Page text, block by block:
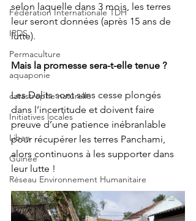
Fédération Internationale TDH
IRDS
Permaculture
aquaponie
catastrophe naturelle
Initiatives locales
Liban
Guinée
Réseau Environnement Humanitaire
selon laquelle dans 3 mois, les terres
leur seront données (après 15 ans de
lutte).
Mais la promesse sera-t-elle tenue ?
Les Dalits sont sans cesse plongés
dans l’incertitude et doivent faire
preuve d’une patience inébranlable
pour récupérer les terres Panchami,
alors continuons à les supporter dans
leur lutte !